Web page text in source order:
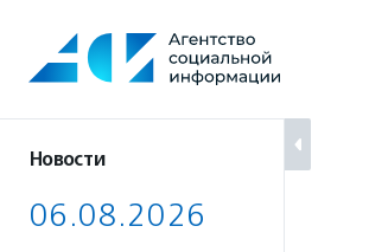
содержанию
Новости
06.08.2026